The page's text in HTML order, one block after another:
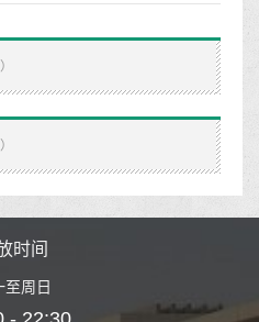
时间
至周日